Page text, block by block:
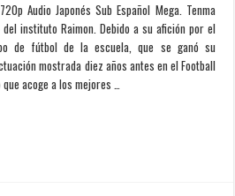
Audio Japonés Sub Español Mega. Tenma
instituto Raimon. Debido a su afición por el
de fútbol de la escuela, que se ganó su
mostrada diez años antes en el Football
acoge a los mejores …